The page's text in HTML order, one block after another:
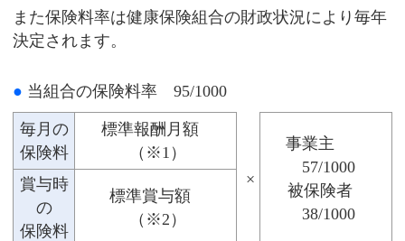
また保険料率は健康保険組合の財政状況により毎年
決定されます。
● 当組合の保険料率 95/1000
毎月の
保険料
標準報酬月額
（※1）
×
事業主
57/1000
被保険者
38/1000
賞与時
の
保険料
標準賞与額
（※2）